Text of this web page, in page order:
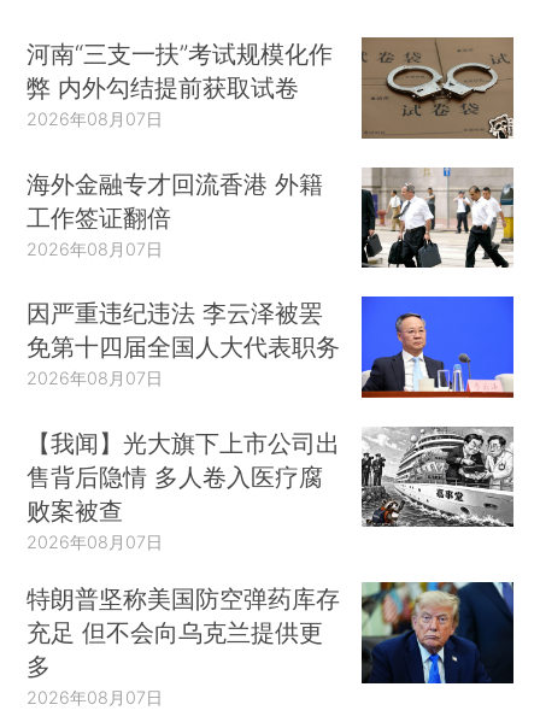
河南“三支一扶”考试规模化作
弊 内外勾结提前获取试卷
2026年08月07日
海外金融专才回流香港 外籍
工作签证翻倍
2026年08月07日
因严重违纪违法 李云泽被罢
免第十四届全国人大代表职务
2026年08月07日
【我闻】光大旗下上市公司出
售背后隐情 多人卷入医疗腐
败案被查
2026年08月07日
特朗普坚称美国防空弹药库存
充足 但不会向乌克兰提供更
多
2026年08月07日